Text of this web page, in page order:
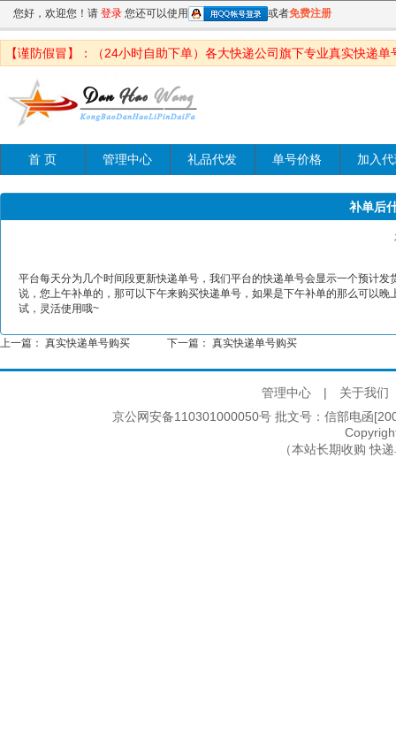
您好，欢迎您！请 登录 您还可以使用 或者免费注册
【谨防假冒】：（24小时自助下单）各大快递公司旗下专业真实快递
首 页 管理中心 礼品代发 单号价格 加入
补单后
平台每天分为几个时间段更新快递单号，我们平台的快递单号会显示一个预计
说，您上午补单的，那可以下午来购买快递单号，如果是下午补单的那么可以
试，灵活使用哦~
上一篇： 真实快递单号购买 下一篇： 真实快递单号购买
管理中心 |
关于我们
京公网安备110301000050号 批文号：信部电函
（本站长期收购 快